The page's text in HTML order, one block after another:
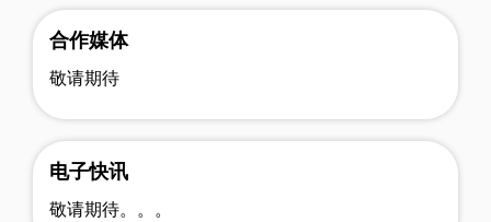
合作媒体
敬请期待
电子快讯
敬请期待。。。